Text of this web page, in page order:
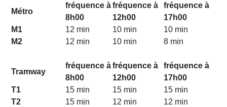
Métro
fréquence à
8h00
fréquence à
12h00
fréquence à
17h00
M1
12 min 10 min
10 min
M2
12 min 10 min 8 min
Tramway
fréquence à
8h00
fréquence à
12h00
fréquence à
17h00
T1
15 min 15 min
15 min
T2
15 min 12 min
12 min